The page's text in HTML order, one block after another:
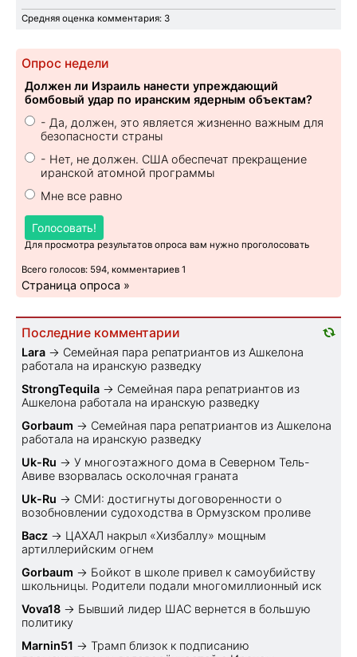
Средняя оценка комментария: 3
Опрос недели
Должен ли Израиль нанести упреждающий
бомбовый удар по иранским ядерным объектам?
- Да, должен, это является жизненно важным для
безопасности страны
- Нет, не должен. США обеспечат прекращение
иранской атомной программы
Мне все равно
Голосовать!
Для просмотра результатов опроса вам нужно проголосовать
Всего голосов: 594, комментариев 1
Страница опроса »
Последние комментарии
Lara → Семейная пара репатриантов из Ашкелона
работала на иранскую разведку
StrongTequila → Семейная пара репатриантов из
Ашкелона работала на иранскую разведку
Gorbaum → Семейная пара репатриантов из Ашкелона
работала на иранскую разведку
Uk-Ru → У многоэтажного дома в Северном Тель-
Авиве взорвалась осколочная граната
Uk-Ru → СМИ: достигнуты договоренности о
возобновлении судоходства в Ормузском проливе
Bacz → ЦАХАЛ накрыл «Хизбаллу» мощным
артиллерийским огнем
Gorbaum → Бойкот в школе привел к самоубийству
школьницы. Родители подали многомиллионный иск
Vova18 → Бывший лидер ШАС вернется в большую
политику
Marnin51 → Трамп близок к подписанию